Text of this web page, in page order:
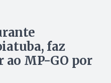
faz
ao MP-GO por